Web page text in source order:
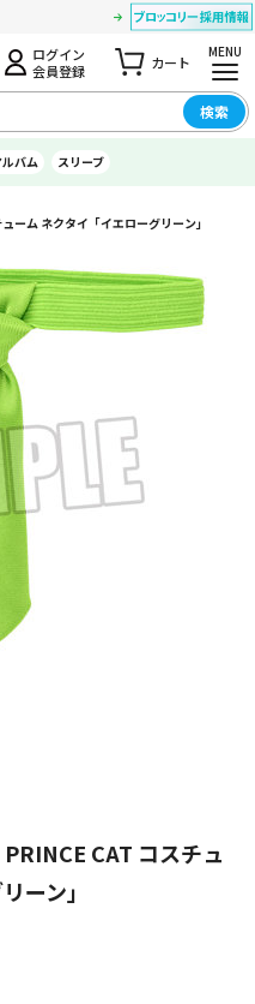
ログイン
会員登録
カート
MENU
検索
バム スリーブ
ーム ネクタイ「イエローグリーン」
CAT コスチュ
ーン」